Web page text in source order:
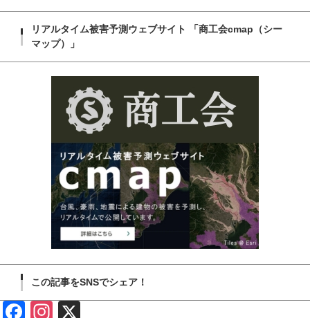
リアルタイム被害予測ウェブサイト 「商工会cmap（シー
マップ）」
この記事をSNSでシェア！
Face Insta